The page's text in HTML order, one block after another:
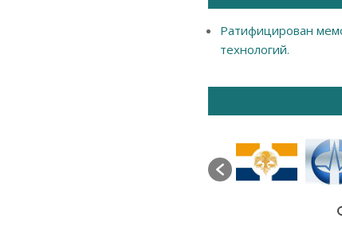
Ратифицирован
технологий.